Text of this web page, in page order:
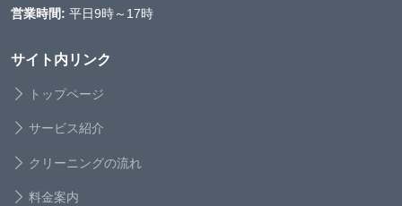
営業時間: 平日9時～17時
サイト内リンク
トップページ
サービス紹介
クリーニングの流れ
料金案内